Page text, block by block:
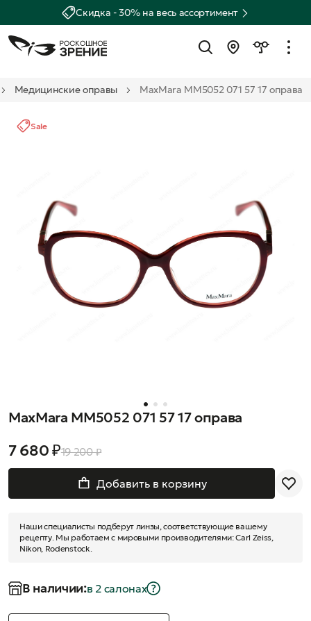
Скидка - 30% на весь ассортимент
Медицинские оправы MaxMara MM5052 071 57 17 оправа
Sale
MaxMara MM5052 071 57 17 оправа
7 680 ₽19 200 ₽
Добавить в корзину
Наши специалисты подберут линзы, соответствующие вашему
рецепту. Мы работаем с мировыми производителями: Carl Zeiss,
Nikon, Rodenstock.
В наличии:в 2 салонах